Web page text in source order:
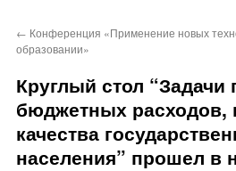
← Конференция «Применение новых
образовании»
Круглый стол
бюджетных
качества
населения” прошел в